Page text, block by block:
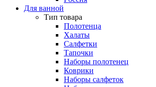
Для ванной
Тип товара
Полотенца
Халаты
Салфетки
Тапочки
Наборы полотенец
Коврики
Наборы салфеток